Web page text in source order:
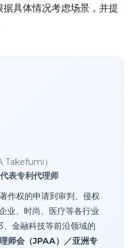
具体情况考虑场景，并提
Takefumi）
代表专利代理师
作权的申请到审判、侵权
业、时尚、医疗等各行业
金融科技等前沿领域的
师会（JPAA）／亚洲专